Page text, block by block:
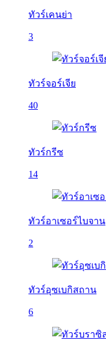
ทัวร์เคนย่า
3
ทัวร์จอร์เจีย
40
ทัวร์กรีซ
14
ทัวร์อาเซอร์ไบจาน
2
ทัวร์อุซเบกิสถาน
6